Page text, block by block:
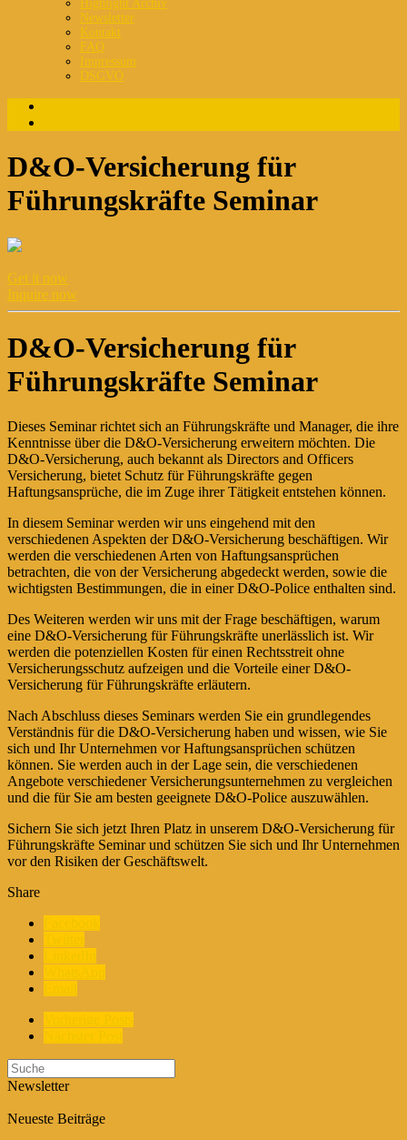
Highlight Archiv
Newsletter
Kontakt
FAQ
Impressum
DSGVO
D&O-Versicherung für
Führungskräfte Seminar
Get it now
Inquire now
D&O-Versicherung für
Führungskräfte Seminar
Dieses Seminar richtet sich an Führungskräfte und Manager, die ihre
Kenntnisse über die D&O-Versicherung erweitern möchten. Die
D&O-Versicherung, auch bekannt als Directors and Officers
Versicherung, bietet Schutz für Führungskräfte gegen
Haftungsansprüche, die im Zuge ihrer Tätigkeit entstehen können.
In diesem Seminar werden wir uns eingehend mit den
verschiedenen Aspekten der D&O-Versicherung beschäftigen. Wir
werden die verschiedenen Arten von Haftungsansprüchen
betrachten, die von der Versicherung abgedeckt werden, sowie die
wichtigsten Bestimmungen, die in einer D&O-Police enthalten sind.
Des Weiteren werden wir uns mit der Frage beschäftigen, warum
eine D&O-Versicherung für Führungskräfte unerlässlich ist. Wir
werden die potenziellen Kosten für einen Rechtsstreit ohne
Versicherungsschutz aufzeigen und die Vorteile einer D&O-
Versicherung für Führungskräfte erläutern.
Nach Abschluss dieses Seminars werden Sie ein grundlegendes
Verständnis für die D&O-Versicherung haben und wissen, wie Sie
sich und Ihr Unternehmen vor Haftungsansprüchen schützen
können. Sie werden auch in der Lage sein, die verschiedenen
Angebote verschiedener Versicherungsunternehmen zu vergleichen
und die für Sie am besten geeignete D&O-Police auszuwählen.
Sichern Sie sich jetzt Ihren Platz in unserem D&O-Versicherung für
Führungskräfte Seminar und schützen Sie sich und Ihr Unternehmen
vor den Risiken der Geschäftswelt.
Share
Newsletter
Neueste Beiträge